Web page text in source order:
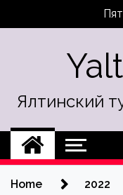
Ялтинский
Home 2022